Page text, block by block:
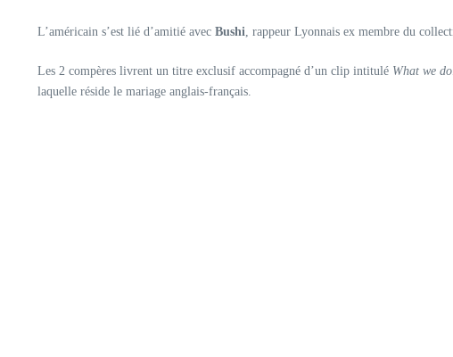
L’américain s’est lié d’amitié avec Bushi, rappeur Lyonnais ex membre du
Les 2 compères livrent un titre exclusif accompagné d’un clip intitulé What we
laquelle réside le mariage anglais-français.